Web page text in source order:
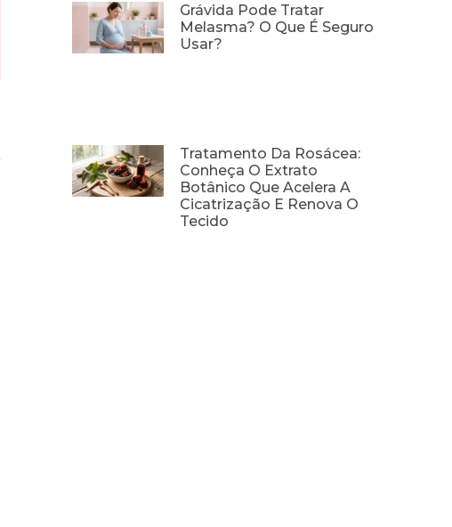
Grávida Pode Tratar
Melasma? O Que É Seguro
Usar?
Tratamento Da Rosácea:
Conheça O Extrato
Botânico Que Acelera A
Cicatrização E Renova O
Tecido